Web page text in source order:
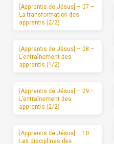
[Apprentis de Jésus] – 07 –
La transformation des
apprentis (2/2)
[Apprentis de Jésus] – 08 –
L’entraînement des
apprentis (1/2)
[Apprentis de Jésus] – 09 –
L’entraînement des
apprentis (2/2)
[Apprentis de Jésus] – 10 –
Les disciplines des